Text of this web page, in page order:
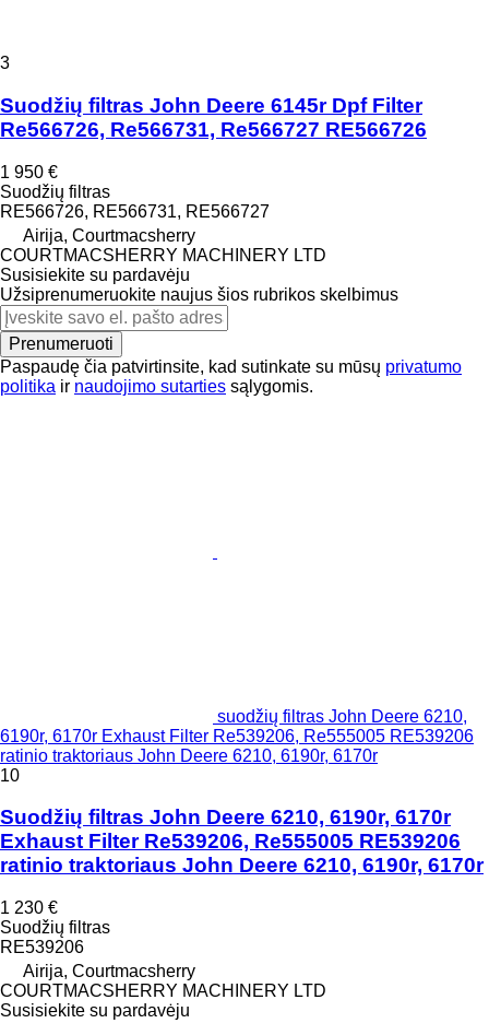
3
Suodžių filtras John Deere 6145r Dpf Filter
Re566726, Re566731, Re566727 RE566726
1 950 €
Suodžių filtras
RE566726, RE566731, RE566727
Airija, Courtmacsherry
COURTMACSHERRY MACHINERY LTD
Susisiekite su pardavėju
Užsiprenumeruokite naujus šios rubrikos skelbimus
Prenumeruoti
Paspaudę čia patvirtinsite, kad sutinkate su mūsų privatumo
politika ir naudojimo sutarties sąlygomis.
suodžių filtras John Deere 6210,
6190r, 6170r Exhaust Filter Re539206, Re555005 RE539206
ratinio traktoriaus John Deere 6210, 6190r, 6170r
10
Suodžių filtras John Deere 6210, 6190r, 6170r
Exhaust Filter Re539206, Re555005 RE539206
ratinio traktoriaus John Deere 6210, 6190r, 6170r
1 230 €
Suodžių filtras
RE539206
Airija, Courtmacsherry
COURTMACSHERRY MACHINERY LTD
Susisiekite su pardavėju